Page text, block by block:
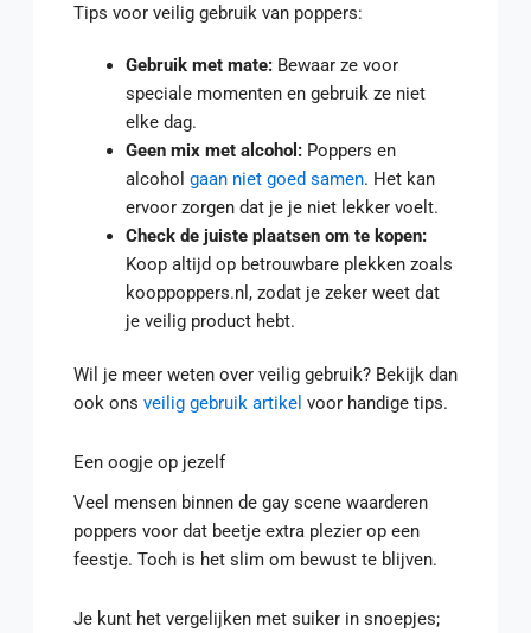
Tips voor veilig gebruik van poppers:
Gebruik met mate:Bewaar ze voor
speciale momenten en gebruik ze niet
elke dag.
Geen mix met alcohol:Poppers en
alcohol gaan niet goed samen. Het kan
ervoor zorgen dat je je niet lekker voelt.
Check de juiste plaatsen om te kopen:
Koop altijd op betrouwbare plekken zoals
kooppoppers.nl, zodat je zeker weet dat
je veilig product hebt.
Wil je meer weten over veilig gebruik? Bekijk dan
ook ons veilig gebruik artikel voor handige tips.
Een oogje op jezelf
Veel mensen binnen de gay scene waarderen
poppers voor dat beetje extra plezier op een
feestje. Toch is het slim om bewust te blijven.
Je kunt het vergelijken met suiker in snoepjes;